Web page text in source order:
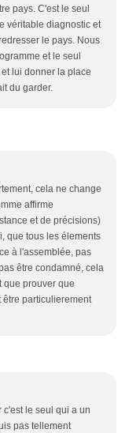
pays. C'est le seul
véritable diagnostic et
le pays. Nous
et le seul
lui donner la place
du garder.
cela ne change
affirme
et de précisions)
que tous les élements
à l'assemblée, pas
être condamné, cela
que prouver que
particulierement
c'est le seul qui a un
pas tellement